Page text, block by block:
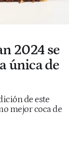
2024 se
única de
de este
mejor coca de